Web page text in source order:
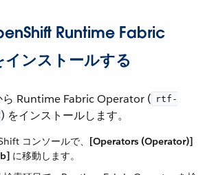
Runtime Fabric
ンストールする
Runtime Fabric Operator (​ rtf-
​) をインストールします。
コンソールで、​ [Operators (Operator)]
​ に移動します。